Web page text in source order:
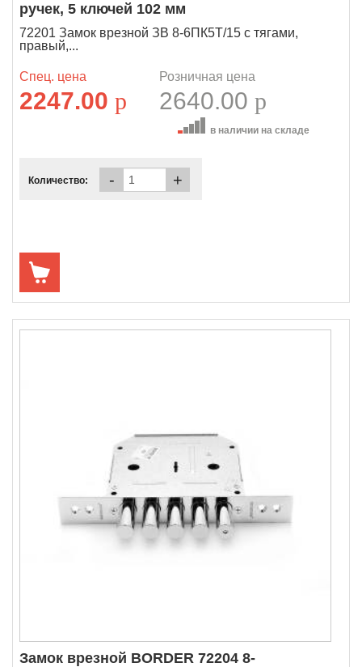
ручек, 5 ключей 102 мм
72201 Замок врезной ЗВ 8-6ПК5Т/15 с тягами,
правый,...
Спец. цена
2247.00 p
Розничная цена
2640.00 p
в наличии на складе
Количество: - +
Замок врезной BORDER 72204 8-